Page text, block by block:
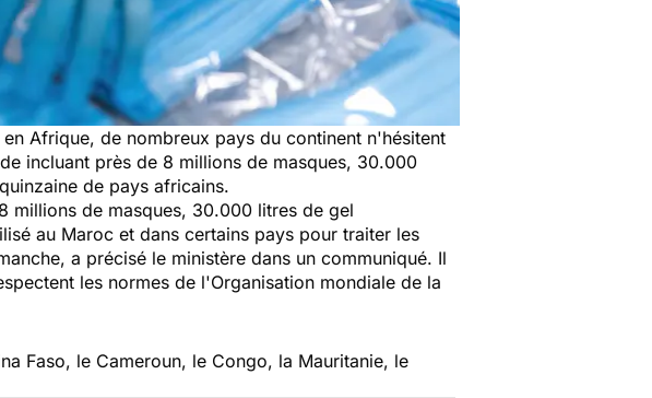
Afrique, de nombreux pays du continent n'hésitent
incluant près de 8 millions de masques, 30.000
de pays africains.
millions de masques, 30.000 litres de gel
au Maroc et dans certains pays pour traiter les
a précisé le ministère dans un communiqué. Il
les normes de l'Organisation mondiale de la
Faso, le Cameroun, le Congo, la Mauritanie, le